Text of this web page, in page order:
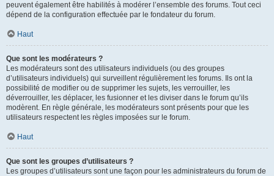
peuvent également être habilités à modérer l’ensemble des forums. Tout ceci
dépend de la configuration effectuée par le fondateur du forum.
Haut
Que sont les modérateurs ?
Les modérateurs sont des utilisateurs individuels (ou des groupes
d’utilisateurs individuels) qui surveillent régulièrement les forums. Ils ont la
possibilité de modifier ou de supprimer les sujets, les verrouiller, les
déverrouiller, les déplacer, les fusionner et les diviser dans le forum qu’ils
modèrent. En règle générale, les modérateurs sont présents pour que les
utilisateurs respectent les règles imposées sur le forum.
Haut
Que sont les groupes d’utilisateurs ?
Les groupes d’utilisateurs sont une façon pour les administrateurs du forum de